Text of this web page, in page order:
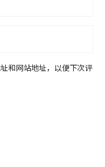
和网站地址，以便下次评